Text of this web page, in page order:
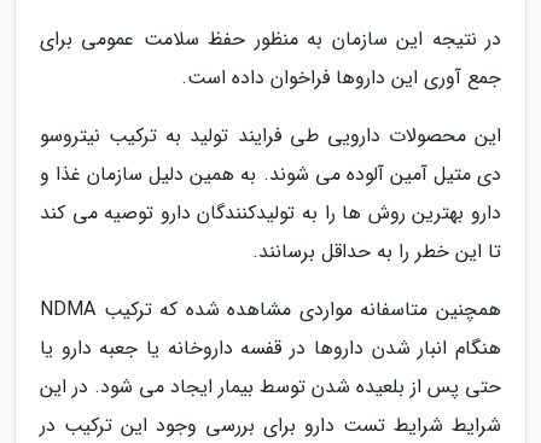
در نتیجه این سازمان به منظور حفظ سلامت عمومی برای
جمع آوری این داروها فراخوان داده است.
این محصولات دارویی طی فرایند تولید به ترکیب نیتروسو
دی متیل آمین آلوده می شوند. به همین دلیل سازمان غذا و
دارو بهترین روش ها را به تولیدکنندگان دارو توصیه می کند
تا این خطر را به حداقل برسانند.
همچنین متاسفانه مواردی مشاهده شده که ترکیب NDMA
هنگام انبار شدن داروها در قفسه داروخانه یا جعبه دارو یا
حتی پس از بلعیده شدن توسط بیمار ایجاد می شود. در این
شرایط شرایط تست دارو برای بررسی وجود این ترکیب در